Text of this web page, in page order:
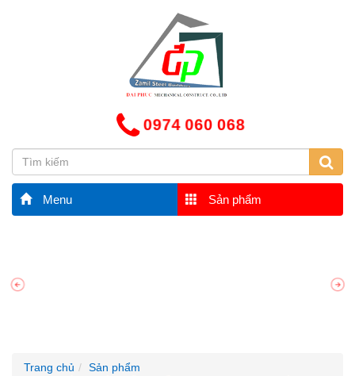
0974 060 068
Menu Sản phẩm
Trang chủ
Sản phẩm